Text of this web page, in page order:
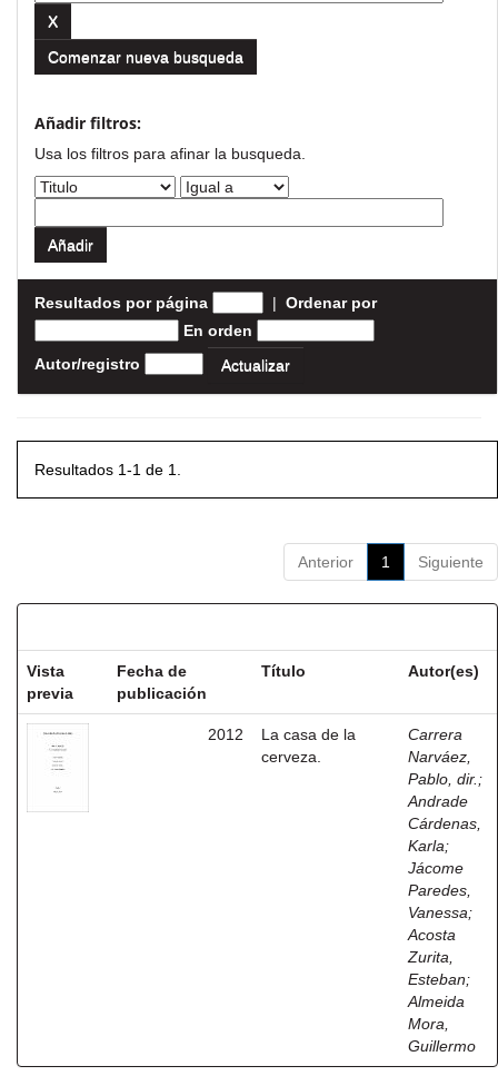
Comenzar nueva busqueda
Añadir filtros:
Usa los filtros para afinar la busqueda.
Resultados por página | Ordenar por
En orden
Autor/registro
Resultados 1-1 de 1.
Anterior 1 Siguiente
Vista
previa
Fecha de
publicación
Título Autor(es)
2012
La casa de la
cerveza.
Carrera
Narváez,
Pablo, dir. ;
Andrade
Cárdenas,
Karla;
Jácome
Paredes,
Vanessa;
Acosta
Zurita,
Esteban;
Almeida
Mora,
Guillermo